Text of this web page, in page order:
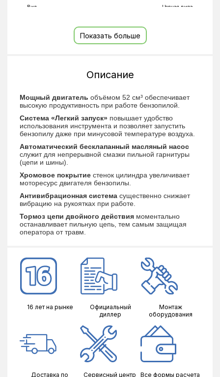
Вид Цепная пила
механизмом легкого запуска, система "легкий
запуск", хромированный цилиндр, тормоз цепи
Рабочий объем двигателя
Тип Бензиновые
Число оборотов на холостом ходу 3200 об/мин
Вес 6.6
Емкость топливного бака
Объем бака для смазки 0.26
Показать больше
Описание
Мощный двигатель объёмом 52 см³ обеспечивает
высокую продуктивность при работе бензопилой.
Система «Легкий запуск» повышает удобство
использования инструмента и позволяет запустить
бензопилу даже при минусовой температуре воздуха.
Автоматический бесклапанный масляный насос
служит для непрерывной смазки пильной гарнитуры
(цепи и шины).
Хромовое покрытие стенок цилиндра увеличивает
моторесурс двигателя бензопилы.
Антивибрационная система существенно снижает
вибрацию на рукоятках при работе.
Тормоз цепи двойного действия моментально
останавливает пильную цепь, тем самым защищая
оператора от травм.
16 лет на рынке
Официальный
диллер
Монтаж
оборудования
Доставка по
Сервисный центр Все формы расчета